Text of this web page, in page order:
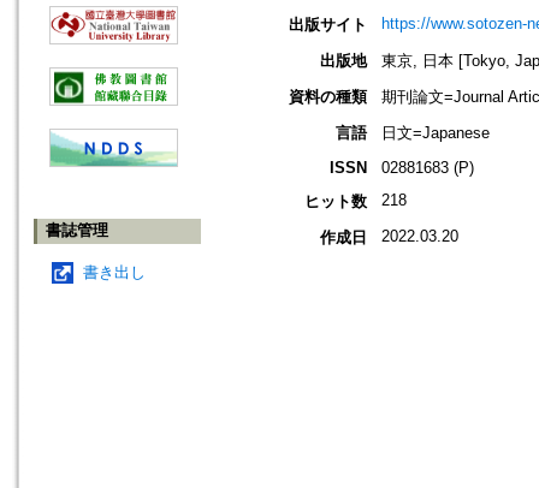
書誌管理
書き出し
出版サイト
https://www.sotozen-
出版地
東京, 日本 [Tokyo,
資料の種類
期刊論文=Journal
言語
日文=Japanese
ISSN
02881683 (P)
ヒット数
218
作成日 2022.03.20